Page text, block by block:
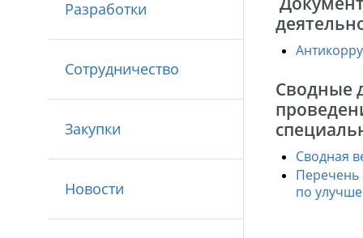
Разработки
Сотрудничество
Закупки
Новости
Сводные
Сводная
по